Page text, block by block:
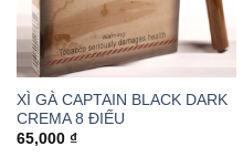
XÌ GÀ CAPTAIN BLACK DARK
CREMA 8 ĐIẾU
65,000 ₫